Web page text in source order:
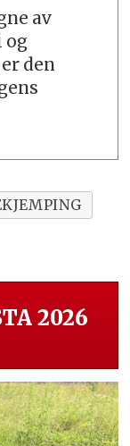
av
og
den
2026